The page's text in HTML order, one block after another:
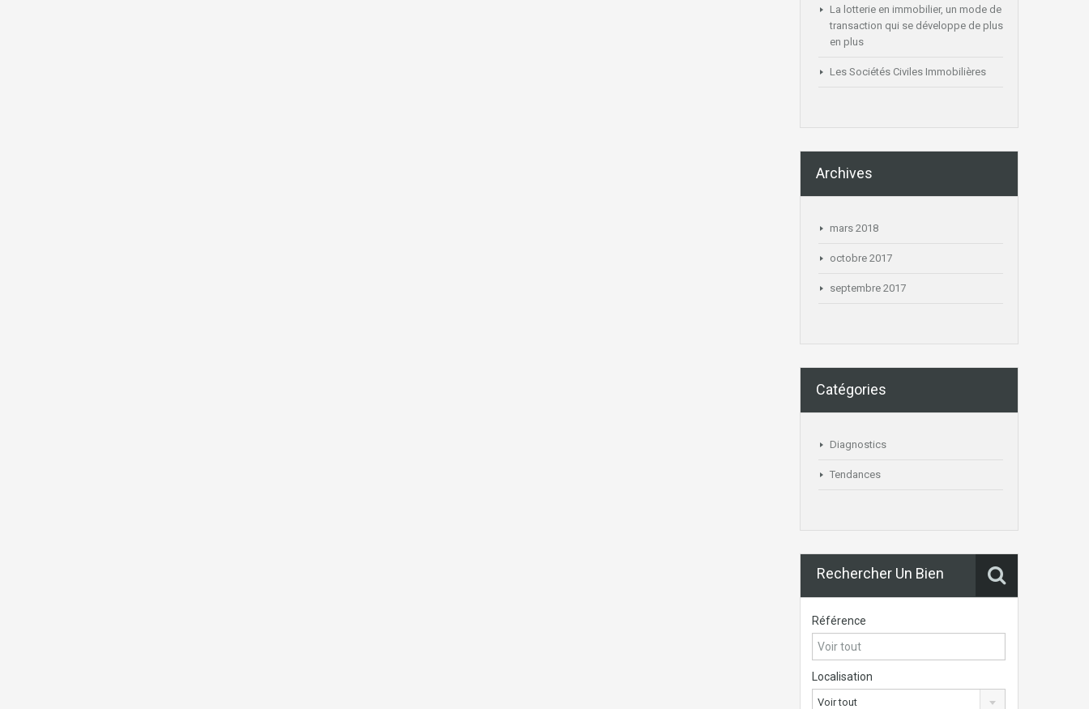
La lotterie en immobilier, un mode de
transaction qui se développe de plus
en plus
Les Sociétés Civiles Immobilières
Archives
mars 2018
octobre 2017
septembre 2017
Catégories
Diagnostics
Tendances
Rechercher Un Bien
Référence
Localisation
Voir tout